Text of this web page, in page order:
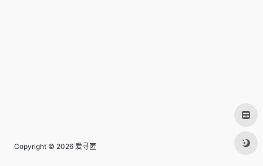
Copyright © 2026 爱寻匿